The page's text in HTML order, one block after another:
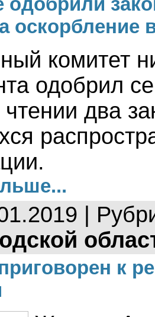
оскорбление
комитет
одобрил
два
|
к